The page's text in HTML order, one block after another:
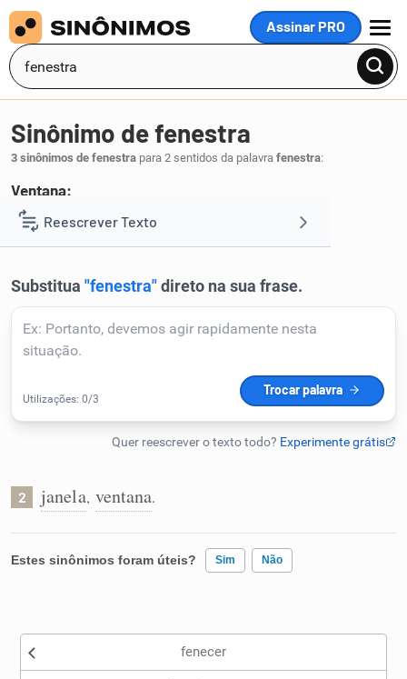
Assinar PRO
MENU
Reescrever Texto
Corrigir Texto
Humanizador de IA
Caça-palavras
Sinônimo de fenestra
3 sinônimos de fenestra para 2 sentidos da palavra fenestra:
Ventana:
1 janela.
2 janela, ventana.
Estes sinônimos foram úteis? Sim Não
Nenhum dos sinônimos apresentados me ajudou
fenecer